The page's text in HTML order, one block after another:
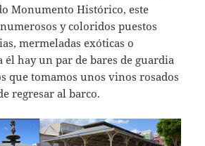
Monumento Histórico, este
y coloridos puestos
mermeladas exóticas o
él hay un par de bares de guardia
que tomamos unos vinos rosados
regresar al barco.